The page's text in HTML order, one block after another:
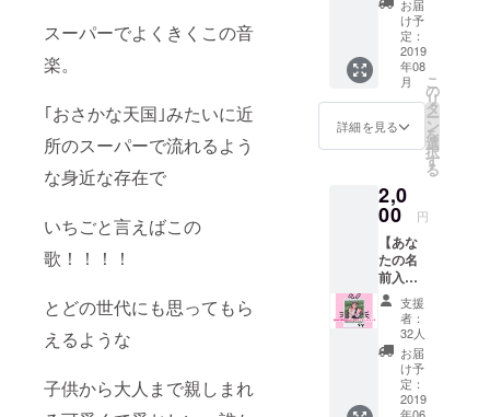
スーパーでよくきくこの音
楽。
｢おさかな天国｣みたいに近
所のスーパーで流れるよう
な身近な存在で
いちごと言えばこの
歌！！！！
とどの世代にも思ってもら
えるような
子供から大人まで親しまれ
書いて
お送り
します
⚠︎ご配
送料金
は着払
いとな
りま
す。
お届
け予
定：
2019
年08
月
詳細を見る
こ
の
リ
タ
ー
ン
を
選
択
す
る
2,0
00 円
【あな
たの名
前入り
チェキ
プレゼ
ント
コー
ス】 ⚠︎
ご配送
料金は
支援
者：
32人
お届
け予
定：
2019